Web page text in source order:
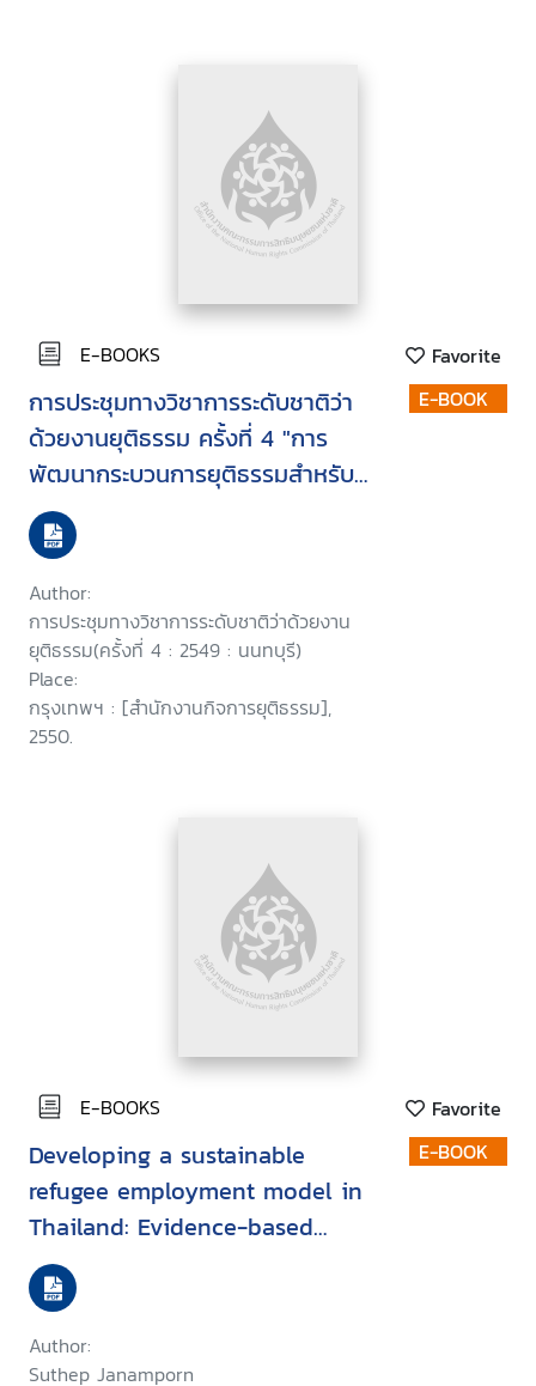
E-BOOKS Favorite
การประชุมทางวิชาการระดับชาติว่า
ด้วยงานยุติธรรม ครั้งที่ 4 "การ
พัฒนากระบวนการยุติธรรมสำหรับ
เด็กและเยาวชน" วันที่ 4-5 กันยายน
2549 ณ ศูนย์การประชุมอิมแพ็ค
เมืองทองธานี อำเภอปากเกร็ด
จังหวัดนนทบุรี
Author:
การประชุมทางวิชาการระดับชาติว่าด้วยงาน
ยุติธรรม(ครั้งที่ 4 : 2549 : นนทบุรี)
Place:
กรุงเทพฯ : [สำนักงานกิจการยุติธรรม],
2550.
E-BOOK
E-BOOKS Favorite
Developing a sustainable
refugee employment model in
Thailand: Evidence-based
policy pathways for camp-
based refugees’ transition to
self-reliance
Author:
Suthep Janamporn
E-BOOK